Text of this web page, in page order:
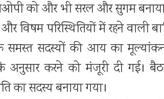
को और भी सरल और सुगम
विषम परिस्थितियों में रहने वाली
समस्त सदस्यों की आय का
अनुसार करने को मंजूरी दी गई।
का सदस्य बनाया गया।